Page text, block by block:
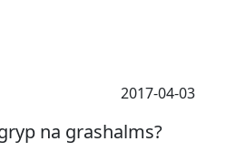
2017-04-03
na grashalms?